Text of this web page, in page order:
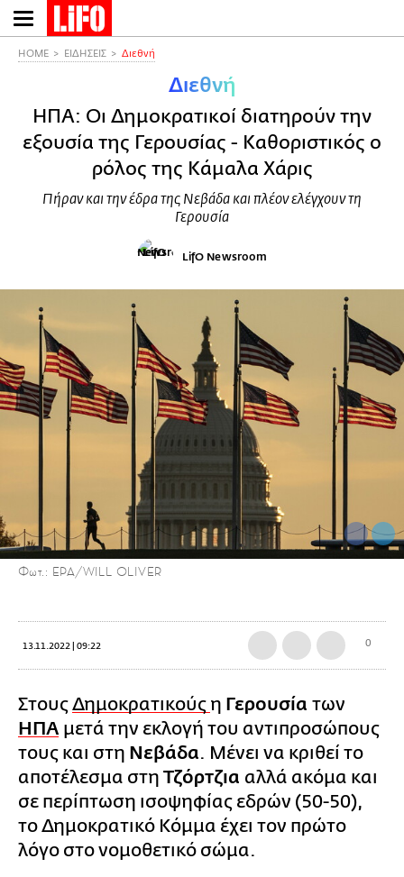
Παράκαμψη
προς
HOME ΕΙΔΗΣΕΙΣ Διεθνή
Διεθνή
ΗΠΑ: Οι Δημοκρατικοί διατηρούν την
εξουσία της Γερουσίας - Καθοριστικός ο
ρόλος της Κάμαλα Χάρις
Πήραν και την έδρα της Νεβάδα και πλέον ελέγχουν τη
Γερουσία
LifO Newsroom
Φωτ.: EPA/WILL OLIVER
13.11.2022 | 09:22 0
ΣτουςΔημοκρατικούς η Γερουσία των
ΗΠΑ μετά την εκλογή του αντιπροσώπους
τους και στη Νεβάδα. Μένει να κριθεί το
αποτέλεσμα στη Τζόρτζια αλλά ακόμα και
σε περίπτωση ισοψηφίας εδρών (50-50),
το Δημοκρατικό Κόμμα έχει τον πρώτο
λόγο στο νομοθετικό σώμα.